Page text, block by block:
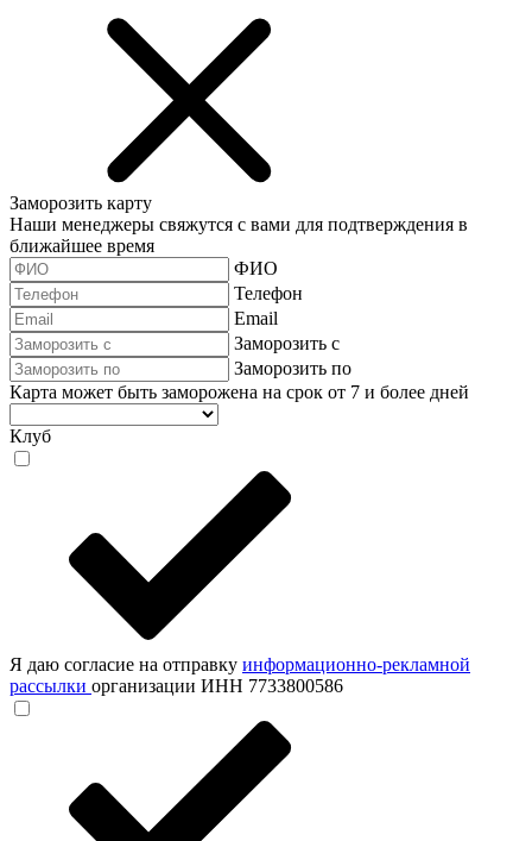
Заморозить карту
Наши менеджеры свяжутся с вами для подтверждения в
ближайшее время
ФИО
Телефон
Email
Заморозить с
Заморозить по
Карта может быть заморожена на срок от 7 и более дней
Клуб
Я даю согласие на отправку информационно-рекламной
рассылки организации ИНН 7733800586